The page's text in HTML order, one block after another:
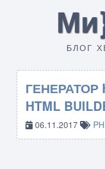
БЛОГ
ГЕНЕРАТОР
HTML
06.11.2017